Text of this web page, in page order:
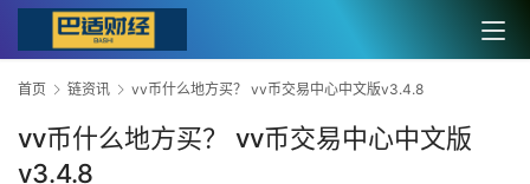
首页 链资讯 vv币什么地方买？ vv币交易中心中文版v3.4.8
vv币什么地方买？ vv币交易中心中文版
v3.4.8